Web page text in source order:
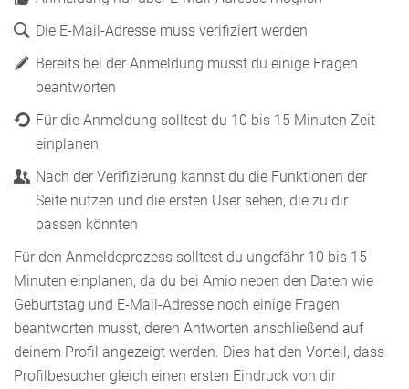
Die E-Mail-Adresse muss verifiziert werden
Bereits bei der Anmeldung musst du einige Fragen
beantworten
Für die Anmeldung solltest du 10 bis 15 Minuten Zeit
einplanen
Nach der Verifizierung kannst du die Funktionen der
Seite nutzen und die ersten User sehen, die zu dir
passen könnten
Für den Anmeldeprozess solltest du ungefähr 10 bis 15
Minuten einplanen, da du bei Amio neben den Daten wie
Geburtstag und E-Mail-Adresse noch einige Fragen
beantworten musst, deren Antworten anschließend auf
deinem Profil angezeigt werden. Dies hat den Vorteil, dass
Profilbesucher gleich einen ersten Eindruck von dir